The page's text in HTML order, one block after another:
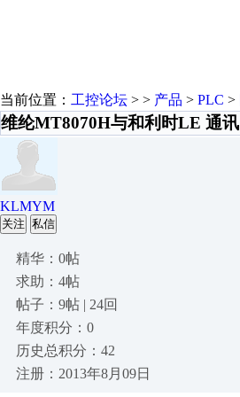
当前位置： 工控论坛 > > 产品 > PLC >
维纶MT8070H与和利时LE 通讯
KLMYM
关注 私信
精华：0帖
求助：4帖
帖子：9帖 | 24回
年度积分：0
历史总积分：42
注册：2013年8月09日